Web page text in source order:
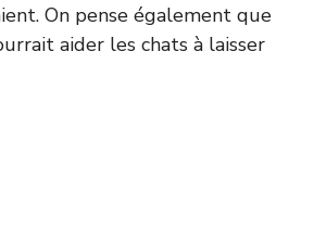
On pense également que
aider les chats à laisser